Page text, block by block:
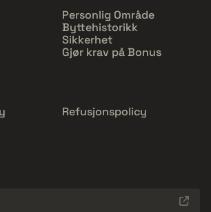
Personlig Område
Byttehistorikk
Sikkerhet
Gjør krav på Bonus
Refusjonspolicy